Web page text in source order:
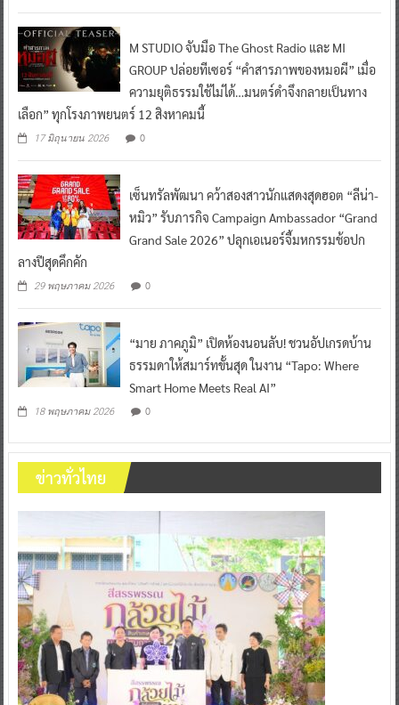
M STUDIO จับมือ The Ghost Radio และ MI
GROUP ปล่อยทีเซอร์ “คำสารภาพของหมอผี” เมื่อ
ความยุติธรรมใช้ไม่ได้…มนตร์ดำจึงกลายเป็นทาง
เลือก” ทุกโรงภาพยนตร์ 12 สิงหาคมนี้
17 มิถุนายน 2026 0
เซ็นทรัลพัฒนา คว้าสองสาวนักแสดงสุดฮอต “ลีน่า-
หมิว” รับภารกิจ Campaign Ambassador “Grand
Grand Sale 2026” ปลุกเอเนอร์จี้มหกรรมช้อปก
ลางปีสุดคึกคัก
29 พฤษภาคม 2026 0
“มาย ภาคภูมิ” เปิดห้องนอนลับ! ชวนอัปเกรดบ้าน
ธรรมดาให้สมาร์ทขั้นสุด ในงาน “Tapo: Where
Smart Home Meets Real AI”
18 พฤษภาคม 2026 0
ข่าวทั่วไทย